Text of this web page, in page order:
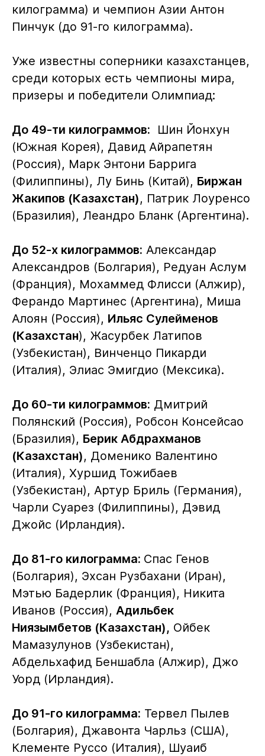
килограмма) и чемпион Азии Антон
Пинчук (до 91-го килограмма).
Уже известны соперники казахстанцев,
среди которых есть чемпионы мира,
призеры и победители Олимпиад:
До 49-ти килограммов: Шин Йонхун
(Южная Корея), Давид Айрапетян
(Россия), Марк Энтони Баррига
(Филиппины), Лу Бинь (Китай), Биржан
Жакипов (Казахстан), Патрик Лоуренсо
(Бразилия), Леандро Бланк (Аргентина).
До 52-х килограммов: Александар
Александров (Болгария), Редуан Аслум
(Франция), Мохаммед Флисси (Алжир),
Ферандо Мартинес (Аргентина), Миша
Алоян (Россия), Ильяс Сулейменов
(Казахстан), Жасурбек Латипов
(Узбекистан), Винченцо Пикарди
(Италия), Элиас Эмигдио (Мексика).
До 60-ти килограммов: Дмитрий
Полянский (Россия), Робсон Консейсао
(Бразилия), Берик Абдрахманов
(Казахстан), Доменико Валентино
(Италия), Хуршид Тожибаев
(Узбекистан), Артур Бриль (Германия),
Чарли Суарез (Филиппины), Дэвид
Джойс (Ирландия).
До 81-го килограмма: Спас Генов
(Болгария), Эхсан Рузбахани (Иран),
Мэтью Бадерлик (Франция), Никита
Иванов (Россия), Адильбек
Ниязымбетов (Казахстан), Ойбек
Мамазулунов (Узбекистан),
Абдельхафид Беншабла (Алжир), Джо
Уорд (Ирландия).
До 91-го килограмма: Тервел Пылев
(Болгария), Джавонта Чарльз (США),
Клементе Руссо (Италия), Шуаиб